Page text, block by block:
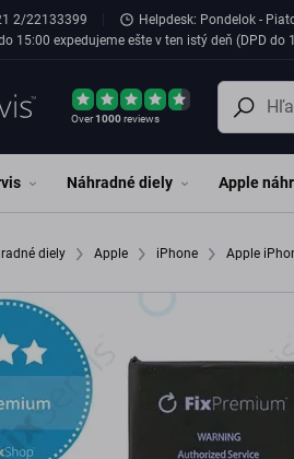
2/22133399 Helpdesk: Pondelok -
15:00 expedujeme ešte v ten istý deň (DPD do
Over1000reviews
Náhradné diely Apple
diely Apple iPhone Apple